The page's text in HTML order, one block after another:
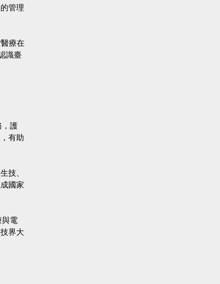
管理
療在
識臺
，護
有助
技、
國家
電
界大